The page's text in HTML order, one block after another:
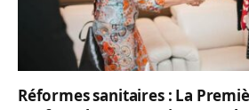
Réformes sanitaires : La